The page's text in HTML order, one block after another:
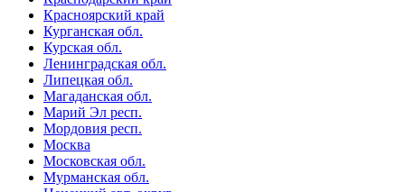
Красноярский край
Курганская обл.
Курская обл.
Ленинградская обл.
Липецкая обл.
Магаданская обл.
Марий Эл респ.
Мордовия респ.
Москва
Московская обл.
Мурманская обл.